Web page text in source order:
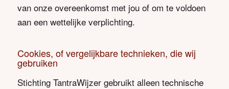
van onze overeenkomst met jou of om te voldoen
aan een wettelijke verplichting.
Cookies, of vergelijkbare technieken, die wij
gebruiken
Stichting TantraWijzer gebruikt alleen technische